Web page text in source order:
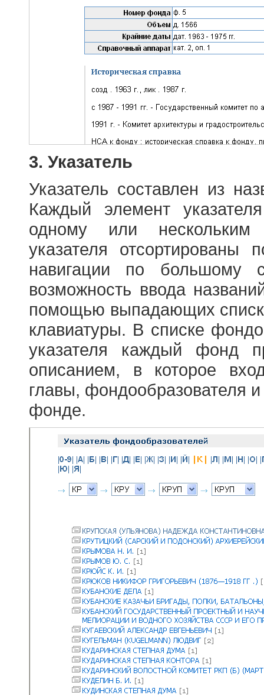
3. Указатель
Указатель составлен из
Каждый элемент
одному или
указателя отсортированы
навигации по большому
возможность ввода
помощью выпадающих
клавиатуры. В списке
указателя каждый фонд
описанием, в которое
главы, фондообразователя
фонде.